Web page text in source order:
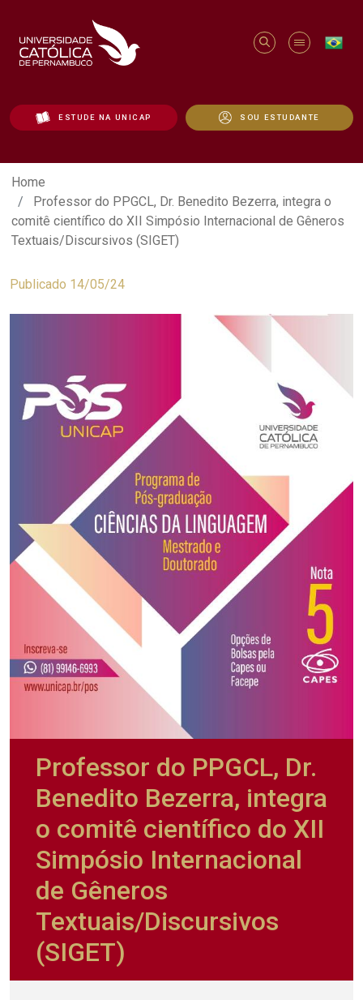
ESTUDE NA UNICAP SOU ESTUDANTE
Professor do PPGCL, Dr. Benedito
Home
Professor do PPGCL, Dr. Benedito Bezerra, integra o
comitê científico do XII Simpósio Internacional de Gêneros
Textuais/Discursivos (SIGET)
Publicado 14/05/24
Professor do PPGCL, Dr.
Benedito Bezerra, integra
o comitê científico do XII
Simpósio Internacional
de Gêneros
Textuais/Discursivos
(SIGET)